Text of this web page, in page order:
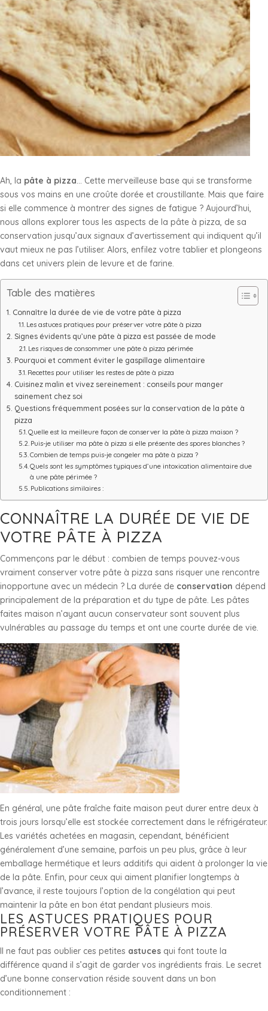
Ah, la pâte à pizza… Cette merveilleuse base qui se transforme
sous vos mains en une croûte dorée et croustillante. Mais que faire
si elle commence à montrer des signes de fatigue ? Aujourd’hui,
nous allons explorer tous les aspects de la pâte à pizza, de sa
conservation jusqu’aux signaux d’avertissement qui indiquent qu’il
vaut mieux ne pas l’utiliser. Alors, enfilez votre tablier et plongeons
dans cet univers plein de levure et de farine.
Table des matières
Connaître la durée de vie de votre pâte à pizza
Les astuces pratiques pour préserver votre pâte à pizza
Signes évidents qu’une pâte à pizza est passée de mode
Les risques de consommer une pâte à pizza périmée
Pourquoi et comment éviter le gaspillage alimentaire
Recettes pour utiliser les restes de pâte à pizza
Cuisinez malin et vivez sereinement : conseils pour manger
sainement chez soi
Questions fréquemment posées sur la conservation de la pâte à
pizza
Quelle est la meilleure façon de conserver la pâte à pizza maison ?
Puis-je utiliser ma pâte à pizza si elle présente des spores blanches ?
Combien de temps puis-je congeler ma pâte à pizza ?
Quels sont les symptômes typiques d’une intoxication alimentaire due
à une pâte périmée ?
Publications similaires :
CONNAÎTRE LA DURÉE DE VIE DE
VOTRE PÂTE À PIZZA
Commençons par le début : combien de temps pouvez-vous
vraiment conserver votre pâte à pizza sans risquer une rencontre
inopportune avec un médecin ? La durée de conservation dépend
principalement de la préparation et du type de pâte. Les pâtes
faites maison n’ayant aucun conservateur sont souvent plus
vulnérables au passage du temps et ont une courte durée de vie.
En général, une pâte fraîche faite maison peut durer entre deux à
trois jours lorsqu’elle est stockée correctement dans le réfrigérateur.
Les variétés achetées en magasin, cependant, bénéficient
généralement d’une semaine, parfois un peu plus, grâce à leur
emballage hermétique et leurs additifs qui aident à prolonger la vie
de la pâte. Enfin, pour ceux qui aiment planifier longtemps à
l’avance, il reste toujours l’option de la congélation qui peut
maintenir la pâte en bon état pendant plusieurs mois.
LES ASTUCES PRATIQUES POUR
PRÉSERVER VOTRE PÂTE À PIZZA
Il ne faut pas oublier ces petites astuces qui font toute la
différence quand il s’agit de garder vos ingrédients frais. Le secret
d’une bonne conservation réside souvent dans un bon
conditionnement :